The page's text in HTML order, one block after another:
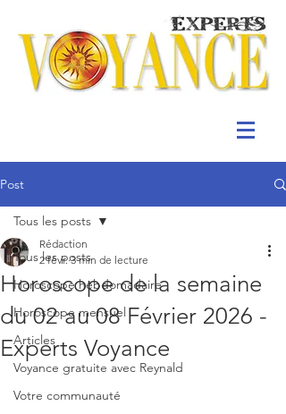
Post
Tous les posts
Horoscope hebdomadaire
Horoscope mensuel
Articles
Voyance gratuite avec Reynald
Votre communauté
Tous les posts
Horoscope de la semaine
du 02 au 08 Février 2026 -
Experts Voyance
Rédaction
2 févr. 3 min de lecture